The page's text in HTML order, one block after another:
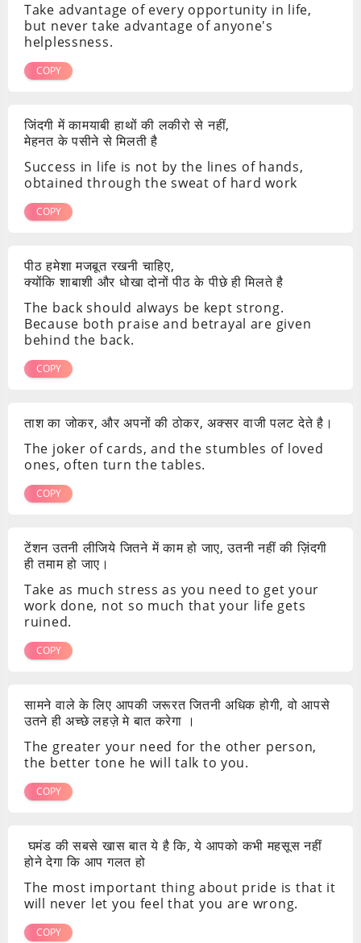
Take advantage of every opportunity in life,
but never take advantage of anyone's
helplessness.
COPY
जिंदगी में कामयाबी हाथों की लकीरो से नहीं,
मेहनत के पसीने से मिलती है
Success in life is not by the lines of hands,
obtained through the sweat of hard work
COPY
पीठ हमेशा मजबूत रखनी चाहिए,
क्योंकि शाबाशी और धोखा दोनों पीठ के पीछे ही मिलते है
The back should always be kept strong.
Because both praise and betrayal are given
behind the back.
COPY
ताश का जोकर, और अपनों की ठोकर, अक्सर वाजी पलट देते है।
The joker of cards, and the stumbles of loved
ones, often turn the tables.
COPY
टेंशन उतनी लीजिये जितने में काम हो जाए, उतनी नहीं की ज़िंदगी
ही तमाम हो जाए।
Take as much stress as you need to get your
work done, not so much that your life gets
ruined.
COPY
सामने वाले के लिए आपकी जरूरत जितनी अधिक होगी, वो आपसे
उतने ही अच्छे लहज़े मे बात करेगा ।
The greater your need for the other person,
the better tone he will talk to you.
COPY
घमंड की सबसे खास बात ये है कि, ये आपको कभी महसूस नहीं
होने देगा कि आप गलत हो
The most important thing about pride is that it
will never let you feel that you are wrong.
COPY